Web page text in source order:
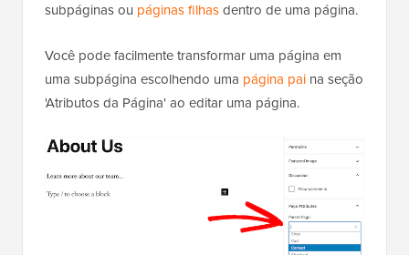
subpáginas ou páginas filhasdentro de uma página.
Você pode facilmente transformar uma página em
uma subpágina escolhendo uma página pai na seção
'Atributos da Página' ao editar uma página.